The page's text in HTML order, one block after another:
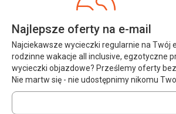
Najlepsze oferty na e-mail
Najciekawsze wycieczki regularnie na Twój
rodzinne wakacje all inclusive, egzotyczne
wycieczki objazdowe? Prześlemy oferty
Nie martw się - nie udostępnimy nikomu
Wprowadź
swój